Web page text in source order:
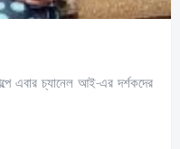
এবার চ্যানেল আই-এর দর্শকদের